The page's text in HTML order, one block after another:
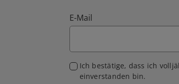
E-Mail
Ich bestätige, dass ich
einverstanden bin.